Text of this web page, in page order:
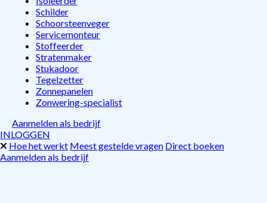
Schilder
Schoorsteenveger
Servicemonteur
Stoffeerder
Stratenmaker
Stukadoor
Tegelzetter
Zonnepanelen
Zonwering-specialist
Aanmelden als bedrijf
INLOGGEN
Hoe het werkt Meest gestelde vragen Direct boeken
Aanmelden als bedrijf